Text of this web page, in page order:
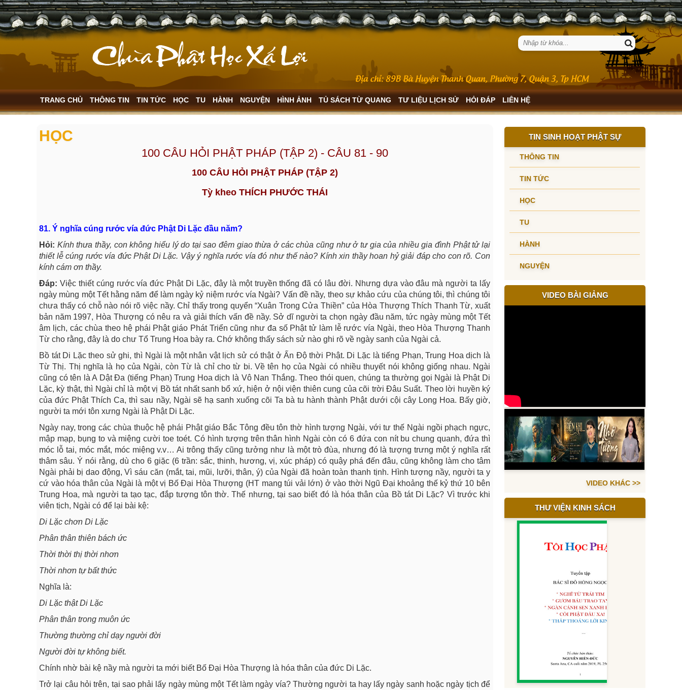
TRANG CHỦ THÔNG TIN TIN TỨC HỌC TU HÀNH NGUYỆN HÌNH ẢNH TỦ SÁCH TỪ QUANG TƯ LIỆU LỊCH SỬ HỎI ĐÁP LIÊN HỆ
HỌC
100 CÂU HỎI PHẬT PHÁP (TẬP 2) - CÂU 81 - 90
100 CÂU HỎI PHẬT PHÁP(TẬP 2)
Tỳ kheo THÍCH PHƯỚC THÁI
81. Ý nghĩa cúng rước vía đức Phật Di Lặc đầu năm?
Hỏi: Kính thưa thầy, con không hiểu lý do tại sao đêm giao thừa ở các chùa cũng như ở tư gia của nhiều gia đình Phật tử lại
thiết lễ cúng rước vía đức Phật Di Lặc. Vậy ý nghĩa rước vía đó như thế nào? Kính xin thầy hoan hỷ giải đáp cho con rõ. Con
kính cám ơn thầy.
Đáp: Việc thiết cúng rước vía đức Phật Di Lặc, đây là một truyền thống đã có lâu đời. Nhưng dựa vào đâu mà người ta lấy
ngày mùng một Tết hằng năm để làm ngày kỷ niệm rước vía Ngài? Vấn đề nầy, theo sự khảo cứu của chúng tôi, thì chúng tôi
chưa thấy có chỗ nào nói rõ việc nầy. Chỉ thấy trong quyển “Xuân Trong Cửa Thiền” của Hòa Thượng Thích Thanh Từ, xuất
bản năm 1997, Hòa Thượng có nêu ra và giải thích vấn đề nầy. Sở dĩ người ta chọn ngày đầu năm, tức ngày mùng một Tết
âm lịch, các chùa theo hệ phái Phật giáo Phát Triển cũng như đa số Phật tử làm lễ rước vía Ngài, theo Hòa Thượng Thanh
Từ cho rằng, đây là do chư Tổ Trung Hoa bày ra. Chớ không thấy sách sử nào ghi rõ về ngày sanh của Ngài cả.
Bồ tát Di Lặc theo sử ghi, thì Ngài là một nhân vật lịch sử có thật ở Ấn Độ thời Phật. Di Lặc là tiếng Phạn, Trung Hoa dịch là
Từ Thị. Thị nghĩa là họ của Ngài, còn Từ là chỉ cho từ bi. Về tên họ của Ngài có nhiều thuyết nói không giống nhau. Ngài
cũng có tên là A Dật Đa (tiếng Phạn) Trung Hoa dịch là Vô Nan Thắng. Theo thói quen, chúng ta thường gọi Ngài là Phật Di
Lặc, kỳ thật, thì Ngài chỉ là một vị Bồ tát nhất sanh bổ xứ, hiện ở nội viện thiên cung của cõi trời Đâu Suất. Theo lời huyền ký
của đức Phật Thích Ca, thì sau nầy, Ngài sẽ hạ sanh xuống cõi Ta bà tu hành thành Phật dưới cội cây Long Hoa. Bấy giờ,
người ta mới tôn xưng Ngài là Phật Di Lặc.
Ngày nay, trong các chùa thuộc hệ phái Phật giáo Bắc Tông đều tôn thờ hình tượng Ngài, với tư thế Ngài ngồi phạch ngực,
mập mạp, bụng to và miệng cười toe toét. Có hình tượng trên thân hình Ngài còn có 6 đứa con nít bu chung quanh, đứa thì
móc lỗ tai, móc mắt, móc miệng v.v… Ai trông thấy cũng tưởng như là một trò đùa, nhưng đó là tượng trưng một ý nghĩa rất
thâm sâu. Ý nói rằng, dù cho 6 giặc (6 trần: sắc, thinh, hương, vị, xúc pháp) có quậy phá đến đâu, cũng không làm cho tâm
Ngài phải bị dao động, Vì sáu căn (mắt, tai, mũi, lưỡi, thân, ý) của Ngài đã hoàn toàn thanh tịnh. Hình tượng nầy, người ta y
cứ vào hóa thân của Ngài là một vị Bố Đại Hòa Thượng (HT mang túi vải lớn) ở vào thời Ngũ Đại khoảng thế kỷ thứ 10 bên
Trung Hoa, mà người ta tạo tạc, đắp tượng tôn thờ. Thế nhưng, tại sao biết đó là hóa thân của Bồ tát Di Lặc? Vì trước khi
viên tịch, Ngài có để lại bài kệ:
Di Lặc chơn Di Lặc
Phân thân thiên bách ức
Thời thời thị thời nhơn
Thời nhơn tự bất thức
Nghĩa là:
Di Lặc thật Di Lặc
Phân thân trong muôn ức
Thường thường chỉ dạy người đời
Người đời tự không biết.
Chính nhờ bài kệ nầy mà người ta mới biết Bố Đại Hòa Thượng là hóa thân của đức Di Lặc.
Trở lại câu hỏi trên, tại sao phải lấy ngày mùng một Tết làm ngày vía? Thường người ta hay lấy ngày sanh hoặc ngày tịch để
TIN SINH HOẠT PHẬT SỰ
THÔNG TIN
TIN TỨC
HỌC
TU
HÀNH
NGUYỆN
VIDEO BÀI GIẢNG
VIDEO KHÁC >>
THƯ VIỆN KINH SÁCH